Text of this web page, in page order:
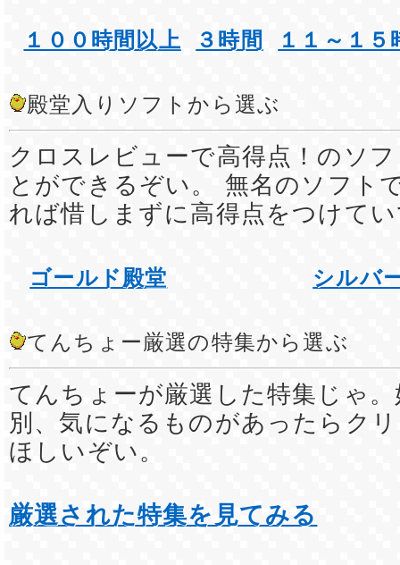
１００時間以上 ３時間 １１～１５
殿堂入りソフトから選ぶ
クロスレビューで高得点！のソ
とができるぞい。 無名のソフト
れば惜しまずに高得点をつけて
ゴールド殿堂 シルバ
てんちょー厳選の特集から選ぶ
てんちょーが厳選した特集じゃ
別、気になるものがあったらク
ほしいぞい。
厳選された特集を見てみる